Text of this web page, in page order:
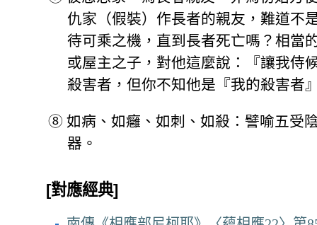
仇家（假裝）作長者的親友，難道不
待可乘之機，直到長者死亡嗎？相當
或屋主之子，對他這麼說：『讓我侍
殺害者，但你不知他是『我的殺害者
⑧ 如病、如癰、如刺、如殺：譬喻五受
器。
[對應經典]